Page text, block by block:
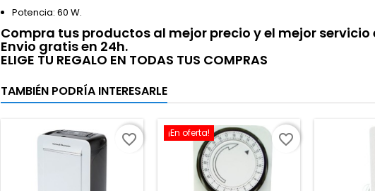
Potencia: 60 W.
Compra tus productos al mejor precio y el mejor
Envio gratis en 24h.
ELIGE TU REGALO EN TODAS TUS COMPRAS
TAMBIÉN PODRÍA INTERESARLE
favorite_border ¡En oferta! favorite_border